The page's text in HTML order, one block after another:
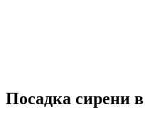
Посадка сирени в